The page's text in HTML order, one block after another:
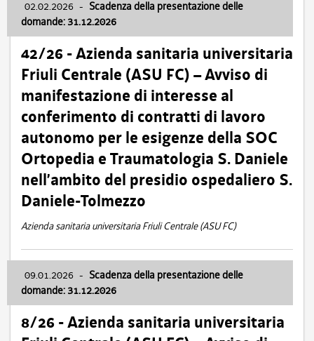
02.02.2026 - Scadenza della presentazione delle
domande: 31.12.2026
42/26 - Azienda sanitaria universitaria
Friuli Centrale (ASU FC) – Avviso di
manifestazione di interesse al
conferimento di contratti di lavoro
autonomo per le esigenze della SOC
Ortopedia e Traumatologia S. Daniele
nell’ambito del presidio ospedaliero S.
Daniele-Tolmezzo
Azienda sanitaria universitaria Friuli Centrale (ASU FC)
09.01.2026 - Scadenza della presentazione delle
domande: 31.12.2026
8/26 - Azienda sanitaria universitaria